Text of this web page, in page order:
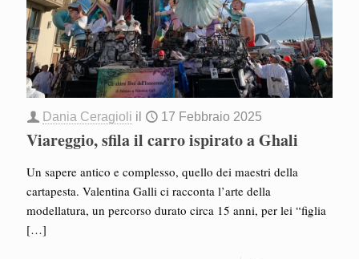
Dania Ceragioli il 17 Febbraio 2025
Viareggio, sfila il carro ispirato a Ghali
Un sapere antico e complesso, quello dei maestri della
cartapesta. Valentina Galli ci racconta l’arte della
modellatura, un percorso durato circa 15 anni, per lei “figlia
[…]